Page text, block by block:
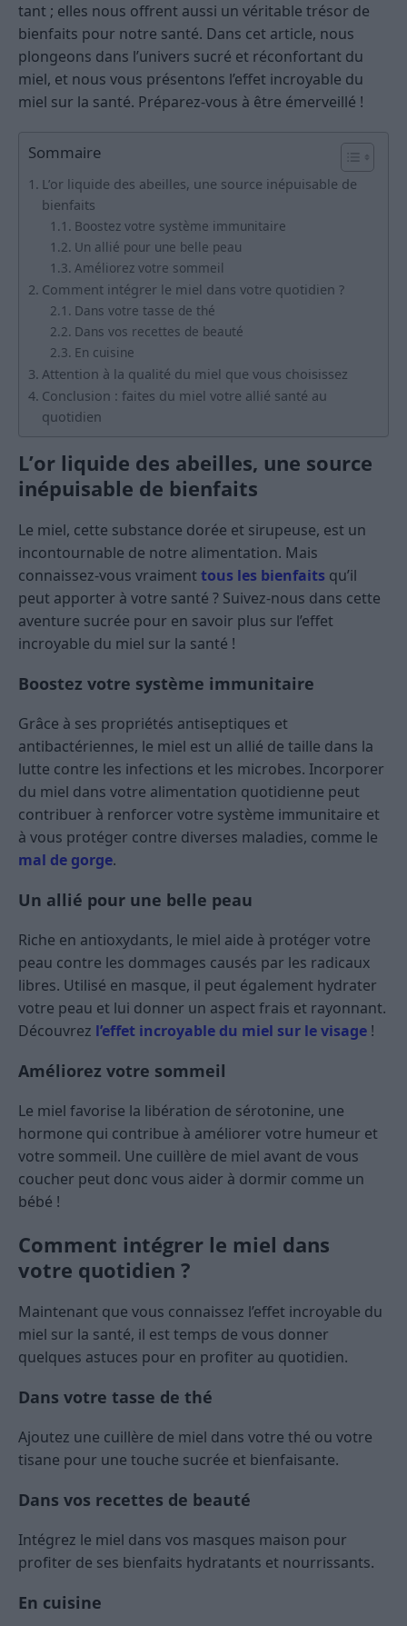
tant ; elles nous offrent aussi un véritable trésor de
bienfaits pour notre santé. Dans cet article, nous
plongeons dans l’univers sucré et réconfortant du
miel, et nous vous présentons l’effet incroyable du
miel sur la santé. Préparez-vous à être émerveillé !
Sommaire
L’or liquide des abeilles, une source inépuisable de
bienfaits
Boostez votre système immunitaire
Un allié pour une belle peau
Améliorez votre sommeil
Comment intégrer le miel dans votre quotidien ?
Dans votre tasse de thé
Dans vos recettes de beauté
En cuisine
Attention à la qualité du miel que vous choisissez
Conclusion : faites du miel votre allié santé au
quotidien
L’or liquide des abeilles, une source
inépuisable de bienfaits
Le miel, cette substance dorée et sirupeuse, est un
incontournable de notre alimentation. Mais
connaissez-vous vraiment tous les bienfaits qu’il
peut apporter à votre santé ? Suivez-nous dans cette
aventure sucrée pour en savoir plus sur l’effet
incroyable du miel sur la santé !
Boostez votre système immunitaire
Grâce à ses propriétés antiseptiques et
antibactériennes, le miel est un allié de taille dans la
lutte contre les infections et les microbes. Incorporer
du miel dans votre alimentation quotidienne peut
contribuer à renforcer votre système immunitaire et
à vous protéger contre diverses maladies, comme le
mal de gorge.
Un allié pour une belle peau
Riche en antioxydants, le miel aide à protéger votre
peau contre les dommages causés par les radicaux
libres. Utilisé en masque, il peut également hydrater
votre peau et lui donner un aspect frais et rayonnant.
Découvrez l’effet incroyable du miel sur le visage !
Améliorez votre sommeil
Le miel favorise la libération de sérotonine, une
hormone qui contribue à améliorer votre humeur et
votre sommeil. Une cuillère de miel avant de vous
coucher peut donc vous aider à dormir comme un
bébé !
Comment intégrer le miel dans
votre quotidien ?
Maintenant que vous connaissez l’effet incroyable du
miel sur la santé, il est temps de vous donner
quelques astuces pour en profiter au quotidien.
Dans votre tasse de thé
Ajoutez une cuillère de miel dans votre thé ou votre
tisane pour une touche sucrée et bienfaisante.
Dans vos recettes de beauté
Intégrez le miel dans vos masques maison pour
profiter de ses bienfaits hydratants et nourrissants.
En cuisine